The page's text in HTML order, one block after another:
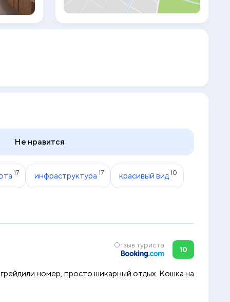
Не нравится
17 инфраструктура 17 красивый вид 10
Отзыв туриста
10
номер, просто шикарный отдых. Кошка на